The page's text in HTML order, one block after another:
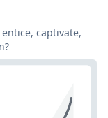
captivate,